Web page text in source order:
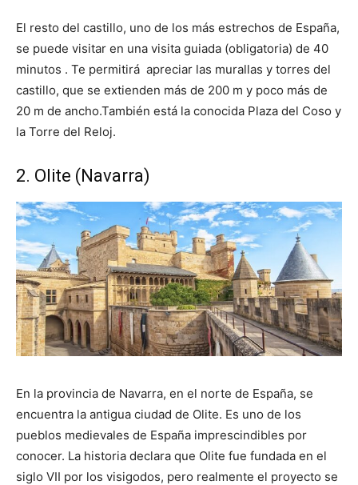
El resto del castillo, uno de los más estrechos de España,
se puede visitar en una visita guiada (obligatoria) de 40
minutos . Te permitirá apreciar las murallas y torres del
castillo, que se extienden más de 200 m y poco más de
20 m de ancho.También está la conocida Plaza del Coso y
la Torre del Reloj.
2. Olite (Navarra)
En la provincia de Navarra, en el norte de España, se
encuentra la antigua ciudad de Olite. Es uno de los
pueblos medievales de España imprescindibles por
conocer. La historia declara que Olite fue fundada en el
siglo VII por los visigodos, pero realmente el proyecto se